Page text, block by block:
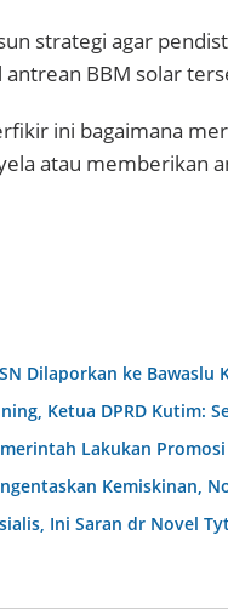
strategi agar
BBM solar
ini bagaimana
atau memberikan
Dilaporkan ke Bawaslu
Ketua DPRD Kutim:
Lakukan
Kemiskinan,
Ini Saran dr Novel